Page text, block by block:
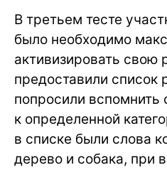
В третьем тесте
было необходимо
активизировать
предоставили список
попросили вспомнить
к определенной
в списке были слова
дерево и собака, при